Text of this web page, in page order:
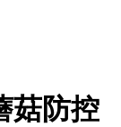
菇防控